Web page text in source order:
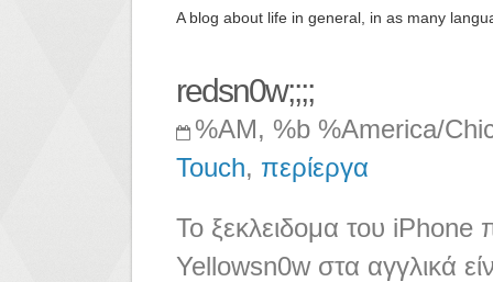
A blog about life in general, in as many
redsn0w;;;;
%AM, %b %America/
Touch, περίεργα
Το ξεκλειδομα του iPhone
Yellowsn0w στα αγγλικά